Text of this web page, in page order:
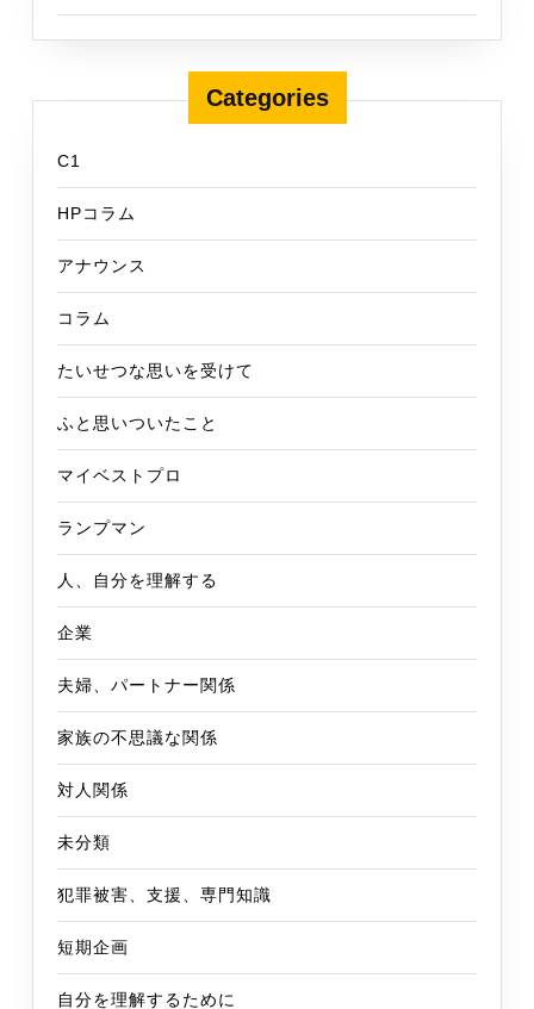
Categories
C1
HPコラム
アナウンス
コラム
たいせつな思いを受けて
ふと思いついたこと
マイベストプロ
ランプマン
人、自分を理解する
企業
夫婦、パートナー関係
家族の不思議な関係
対人関係
未分類
犯罪被害、支援、専門知識
短期企画
自分を理解するために